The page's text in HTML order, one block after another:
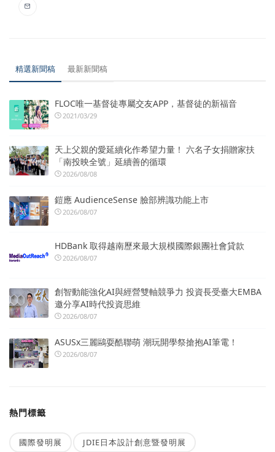
精選新聞稿 最新新聞稿
FLOC唯一基督徒專屬交友APP，基督徒的新福音
2021/03/29
天上父親的愛延續化作希望力量！ 六名子女捐贈家扶
「南投映全號」延續善的循環
2026/08/08
鎧應 AudienceSense 臉部辨識功能上市
2026/08/07
HDBank 取得越南歷來最大規模國際銀團社會貸款
2026/08/07
創智動能強化AI與經營雙軸競爭力 投資長受臺大EMBA
邀分享AI時代投資思維
2026/08/07
ASUSx三麗鷗耍酷聯萌 潮玩開學祭搶抱AI筆電！
2026/08/07
熱門標籤
國際發明展 JDIE日本設計創意暨發明展